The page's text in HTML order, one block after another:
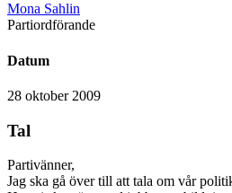
Mona Sahlin
Partiordförande
Datum
28 oktober 2009
Tal
Partivänner,
Jag ska gå över till att tala om vår